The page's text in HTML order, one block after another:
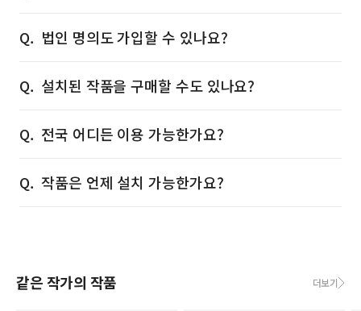
법인 명의도 가입할 수 있나요?
설치된 작품을 구매할 수도 있나요?
전국 어디든 이용 가능한가요?
작품은 언제 설치 가능한가요?
같은 작가의 작품 더보기